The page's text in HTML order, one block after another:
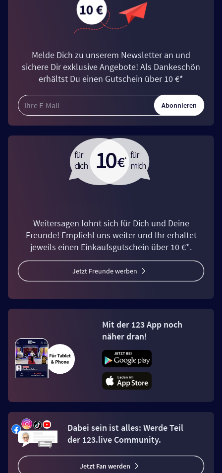
Melde Dich zu unserem Newsletter an und
sichere Dir exklusive Angebote! Als Dankeschön
erhältst Du einen Gutschein über 10 €*
Abonnieren
Weitersagen lohnt sich für Dich und Deine
Freunde! Empfiehl uns weiter und Ihr erhaltet
jeweils einen Einkaufsgutschein über 10 €*.
Jetzt Freunde werben
Mit der 123 App noch
näher dran!
Dabei sein ist alles: Werde Teil
der 123.live Community.
Jetzt Fan werden